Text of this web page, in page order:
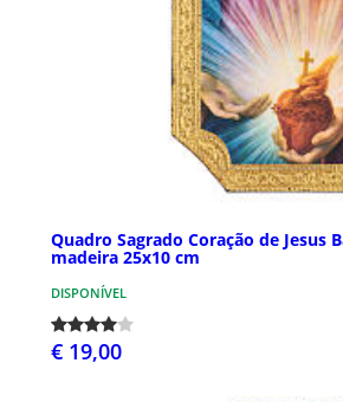
Quadro Sagrado Coração de Jesus
madeira 25x10 cm
DISPONÍVEL
€ 19,00